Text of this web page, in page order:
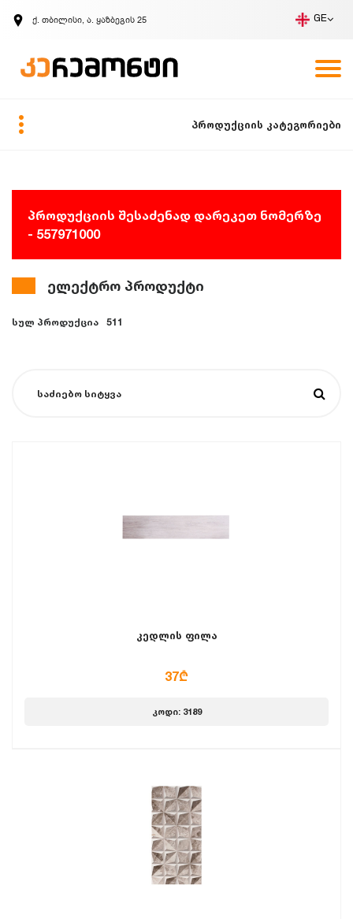
ქ. თბილისი, ა. ყაზბეგის 25 GE
ზარის მოთხოვნა
პროდუქციის კატეგორიები
პროდუქციის შესაძენად დარეკეთ ნომერზე
- 557971000
ელექტრო პროდუქტი
სულ პროდუქცია 511
კედლის ფილა
37₾
კოდი: 3189